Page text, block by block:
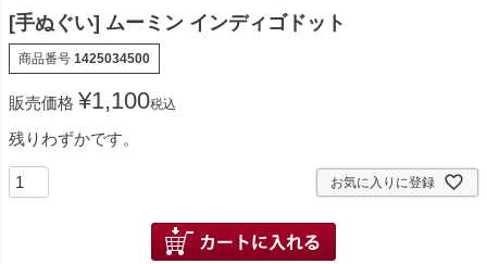
[手ぬぐい] ムーミン インディゴドット
商品番号 1425034500
販売価格 ¥1,100税込
残りわずかです。
お気に入りに登録